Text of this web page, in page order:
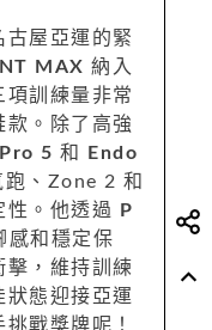
屋亞運的緊
MAX 納入
訓練量非常
款。除了高強
5 和
Endo
、Zone 2 和
性。他透過
P
感和穩定保
，維持訓練
狀態迎接亞運
戰獎牌呢！